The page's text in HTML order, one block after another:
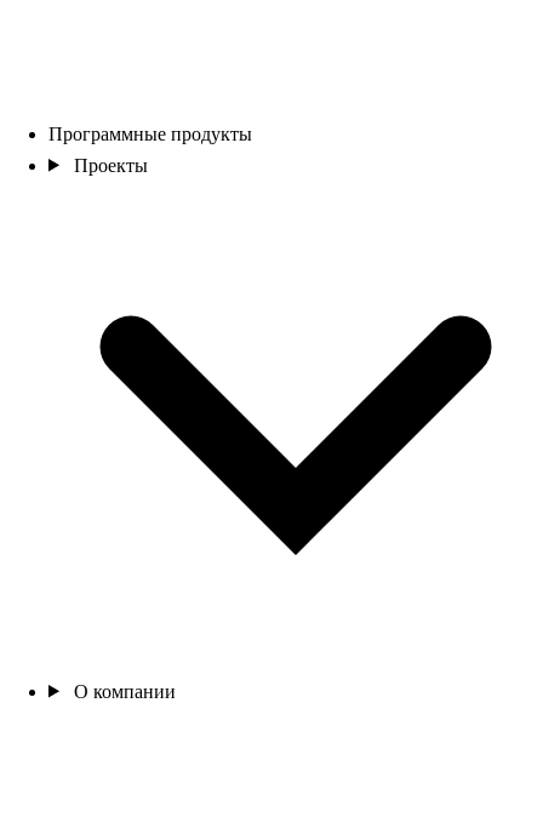
Программные продукты
Проекты
О компании